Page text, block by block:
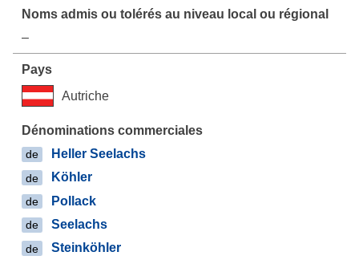
–
Autriche
de Heller Seelachs
de Köhler
de Pollack
de Seelachs
de Steinköhler